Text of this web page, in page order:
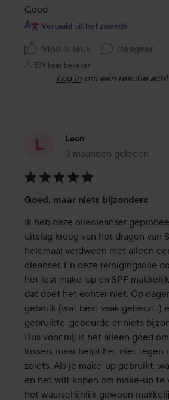
van
de
Goed
Vertaald uit het zweeds
Vind ik leuk Reageer
574 keer bekeken
Log in om een reactie
Leon
3 maanden geleden
Het bericht is gemaakt 3
5
van
de
5
Goed, maar niets bijzonders
Ik heb deze oliecleanser
uitslag kreeg van het dragen van
helemaal verdween met alleen
cleanser. En deze reinigingsolie
het lost make-up en SPF
dat doet het echter niet. Op
gebruik (wat best vaak gebeurt..)
gebruikte, gebeurde er niets
Dus voor mij is het alleen goed
lossen, maar helpt het niet tegen
zoiets. Als je make-up gebruikt,
en het wilt kopen om make-up te
het waarschijnlijk gewoon